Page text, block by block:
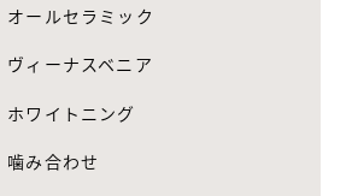
オールセラミック
ヴィーナスベニア
ホワイトニング
噛み合わせ